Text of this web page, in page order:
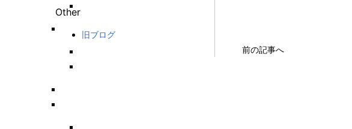
Other
旧ブログ
前の記事へ